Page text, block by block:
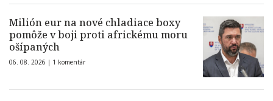
Milión eur na nové chladiace boxy
pomôže v boji proti africkému moru
ošípaných
06. 08. 2026 | 1 komentár